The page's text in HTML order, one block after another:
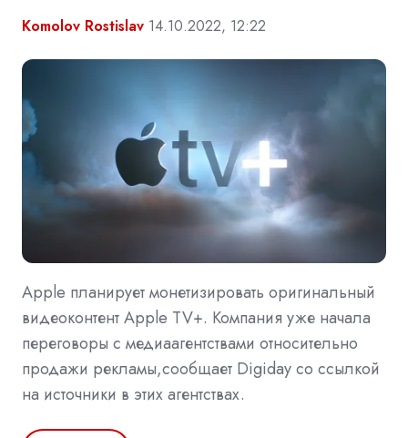
Komolov Rostislav 14.10.2022, 12:22
Apple планирует монетизировать оригинальный
видеоконтент Apple TV+. Компания уже начала
переговоры с медиаагентствами относительно
продажи рекламы,сообщает Digiday со ссылкой
на источники в этих агентствах.